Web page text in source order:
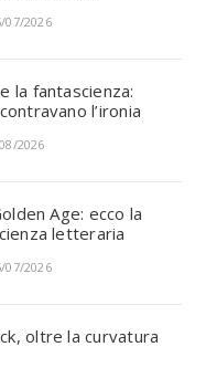
07/2026
la fantascienza:
l’ironia
2026
Age: ecco la
letteraria
07/2026
oltre la curvatura